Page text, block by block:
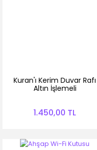
Kuran'ı Kerim Duvar Rafı
Altın İşlemeli
1.450,00 TL